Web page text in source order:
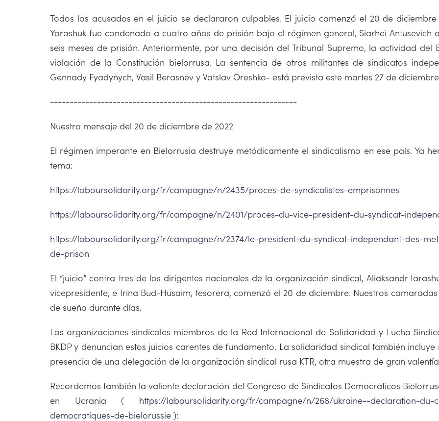
Todos los acusados en el juicio se declararon culpables. El juicio comenzó el 20 de
Yarashuk fue condenado a cuatro años de prisión bajo el régimen general, Siarhei
seis meses de prisión. Anteriormente, por una decisión del Tribunal Supremo, la actividad
violación de la Constitución bielorrusa. La sentencia de otros militantes de sindicatos
Gennady Fyadynych, Vasil Berasnev y Vatslav Oreshko- está prevista este martes 27 de
---------------------------------------------------------------
Nuestro mensaje del 20 de diciembre de 2022
El régimen imperante en Bielorrusia destruye metódicamente el sindicalismo en ese país. Ya
tema:
https://laboursolidarity.org/fr/campagne/n/2435/proces-de-syndicalistes-emprisonnes
https://laboursolidarity.org/fr/campagne/n/2401/proces-du-vice-president-du-syndicat-
https://laboursolidarity.org/fr/campagne/n/2374/le-president-du-syndicat-independant-des-
de-prison
El “juicio” contra tres de los dirigentes nacionales de la organización sindical, Aliaksandr
vicepresidente, e Irina Bud-Husaim, tesorera, comenzó el 20 de diciembre. Nuestros
de sueño durante días.
Las organizaciones sindicales miembros de la Red Internacional de Solidaridad y Lucha
BKDP y denuncian estos juicios carentes de fundamento. La solidaridad sindical también
presencia de una delegación de la organización sindical rusa KTR, otra muestra de gran
Recordemos también la valiente declaración del Congreso de Sindicatos Democráticos
en Ucrania ( https://laboursolidarity.org/fr/campagne/n/268/ukraine--declaration-du-
democratiques-de-bielorussie ):